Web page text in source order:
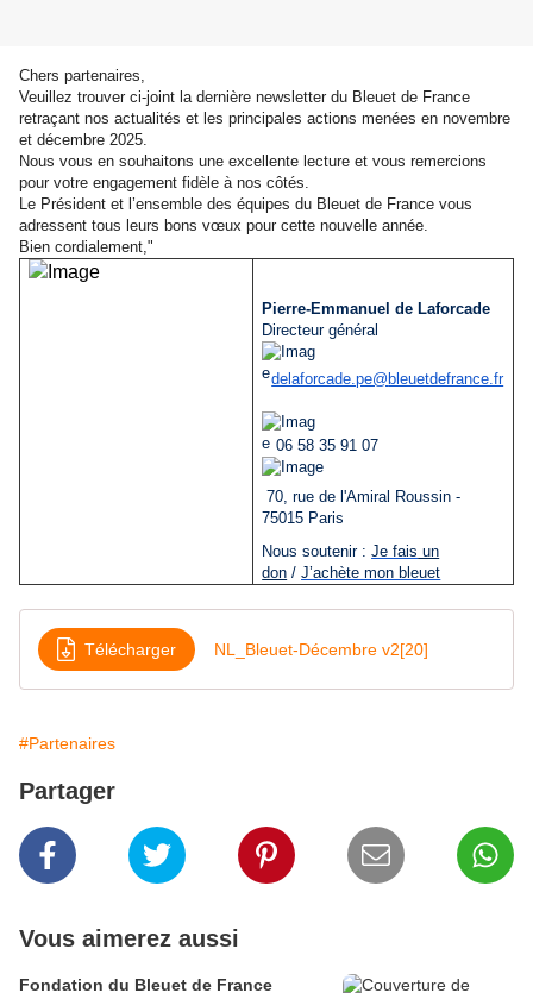
Chers partenaires,
Veuillez trouver ci-joint la dernière newsletter du Bleuet de France
retraçant nos actualités et les principales actions menées en novembre
et décembre 2025.
Nous vous en souhaitons une excellente lecture et vous remercions
pour votre engagement fidèle à nos côtés.
Le Président et l’ensemble des équipes du Bleuet de France vous
adressent tous leurs bons vœux pour cette nouvelle année.
Bien cordialement,"
Pierre-Emmanuel de Laforcade
Directeur général
delaforcade.pe@ bleuetdefrance.fr
06 58 35 91 07
70, rue de l'Amiral Roussin -
75015 Paris
Nous soutenir :Je fais un
don /J’achète mon bleuet
Télécharger NL_Bleuet-Décembre v2[20]
#Partenaires
Partager
Vous aimerez aussi
Fondation du Bleuet de France